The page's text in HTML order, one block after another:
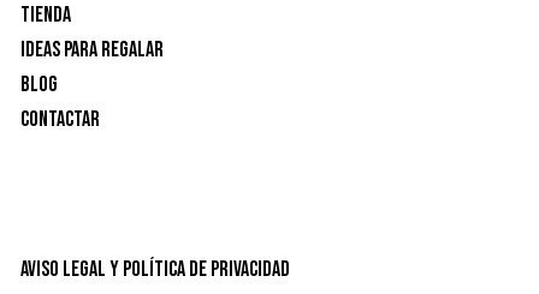
Tienda
Ideas para Regalar
Blog
Contactar
Aviso Legal y Política de privacidad